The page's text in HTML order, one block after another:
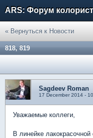
ARS: Форум
« Вернуться к Новости
818, 819
Sagdeev Roman
17 December 2014 -
Уважаемые коллеги,
В линейке